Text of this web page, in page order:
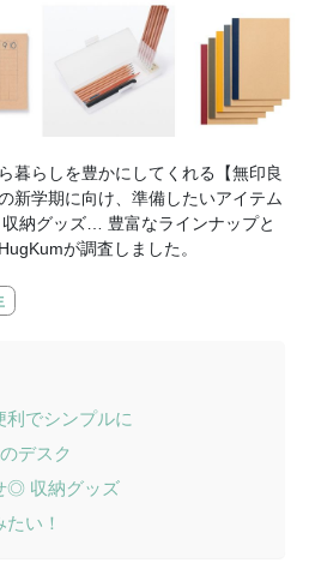
暮らしを豊かにしてくれる【無印良
新学期に向け、準備したいアイテム
納グッズ… 豊富なラインナップと
が調査しました。
でシンプルに
デスク
◎ 収納グッズ
い！